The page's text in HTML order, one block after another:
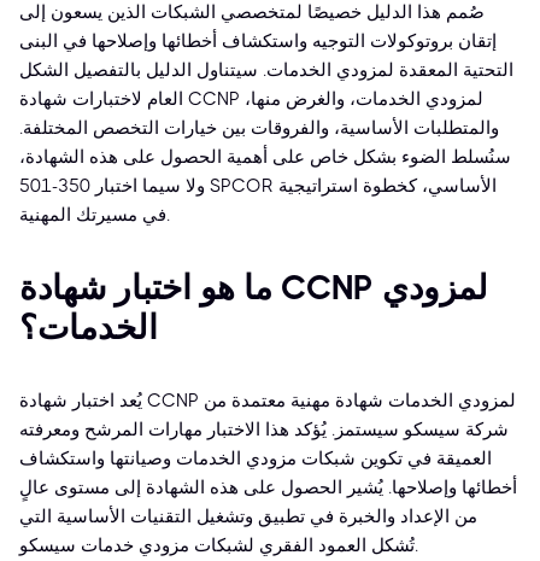
صُمم هذا الدليل خصيصًا لمتخصصي الشبكات الذين يسعون إلى
إتقان بروتوكولات التوجيه واستكشاف أخطائها وإصلاحها في البنى
التحتية المعقدة لمزودي الخدمات. سيتناول الدليل بالتفصيل الشكل
العام لاختبارات شهادة CCNP لمزودي الخدمات، والغرض منها،
والمتطلبات الأساسية، والفروقات بين خيارات التخصص المختلفة.
سنُسلط الضوء بشكل خاص على أهمية الحصول على هذه الشهادة،
ولا سيما اختبار 350-501 SPCOR الأساسي، كخطوة استراتيجية
في مسيرتك المهنية.
ما هو اختبار شهادة CCNP لمزودي
الخدمات؟
يُعد اختبار شهادة CCNP لمزودي الخدمات شهادة مهنية معتمدة من
شركة سيسكو سيستمز. يُؤكد هذا الاختبار مهارات المرشح ومعرفته
العميقة في تكوين شبكات مزودي الخدمات وصيانتها واستكشاف
أخطائها وإصلاحها. يُشير الحصول على هذه الشهادة إلى مستوى عالٍ
من الإعداد والخبرة في تطبيق وتشغيل التقنيات الأساسية التي
تُشكل العمود الفقري لشبكات مزودي خدمات سيسكو.